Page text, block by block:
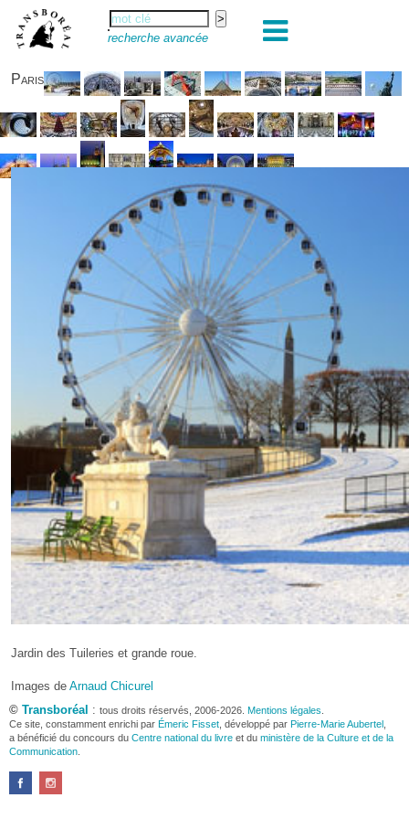
recherche avancée
Paris
Jardin des Tuileries et grande roue.
Images de Arnaud Chicurel
© Transboréal : tous droits réservés, 2006-2026. Mentions légales
Ce site, constamment enrichi par Émeric Fisset , développé par Pierre-Marie Aubertel
a bénéficié du concours du Centre national du livre et du ministère de la Culture et de la
Communication